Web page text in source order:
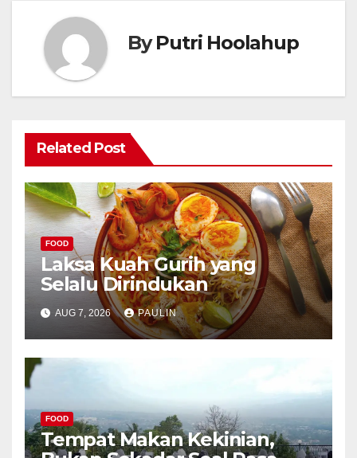
ByPutri Hoolahup
Related Post
FOOD
Laksa Kuah Gurih yang
Selalu Dirindukan
AUG 7, 2026 PAULIN
FOOD
Tempat Makan Kekinian,